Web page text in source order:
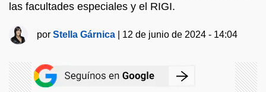
las facultades especiales y el RIGI.
porStella Gárnica 12 de junio de 2024 - 14:04